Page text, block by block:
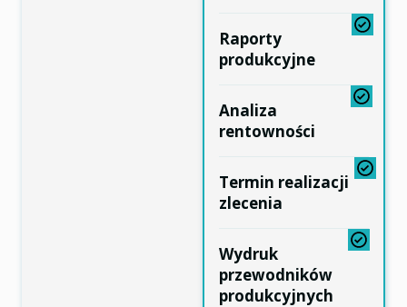
Raporty
produkcyjne
Analiza
rentowności
Termin realizacji
zlecenia
Wydruk
przewodników
produkcyjnych